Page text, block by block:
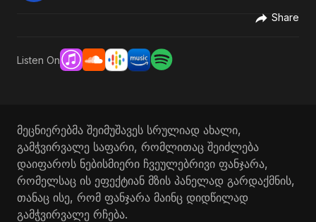
Share
Listen On
მეცნიერებმა შეიმუშავეს სრულიად ახალი,
გამჭვირვალე საფარი, რომლითაც შეიძლება
დაიფაროს ნებისმიერი ჩვეულებრივი ფანჯარა,
რომელსაც ის ეფექტიან მზის პანელად გარდაქმნის,
თანაც ისე, რომ ფანჯარა მაინც დიდწილად
გამჭვირვალე რჩება.